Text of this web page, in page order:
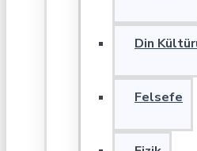
Din
Felsefe